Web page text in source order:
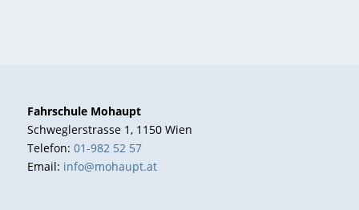
Fahrschule Mohaupt
Schweglerstrasse 1, 1150 Wien
Telefon: 01-982 52 57
Email: info@mohaupt.at